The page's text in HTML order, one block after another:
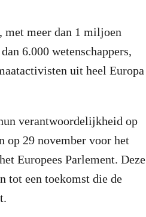
met meer dan 1 miljoen
6.000 wetenschappers,
uit heel Europa
verantwoordelijkheid op
op 29 november voor het
Europees Parlement. Deze
tot een toekomst die de